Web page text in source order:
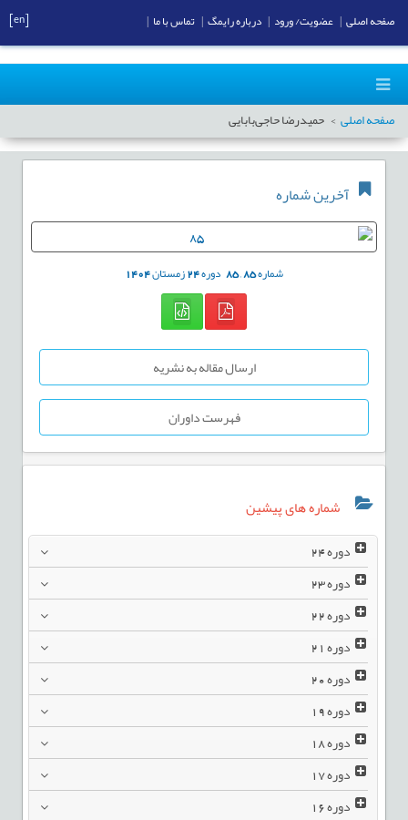
صفحه اصلی حمیدرضا حاجی‌بابایی
آخرین شماره
شماره85
,
85 دوره24زمستان1404
ارسال مقاله به نشریه
فهرست داوران
شماره های پیشین
دوره24
دوره23
دوره22
دوره21
دوره20
دوره19
دوره18
دوره17
دوره16
صفحه اصلی عضویت/ ورود درباره رایمگ تماس با ما